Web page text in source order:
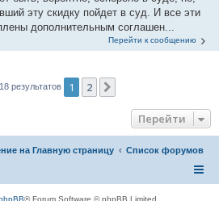
эту скидку пойдет в суд. И все эти
дополнительным соглашен...
Перейти к сообщению
результатов 1 2
Перейти
на Главную страницу Список форумов
® Forum Software © phpBB Limited